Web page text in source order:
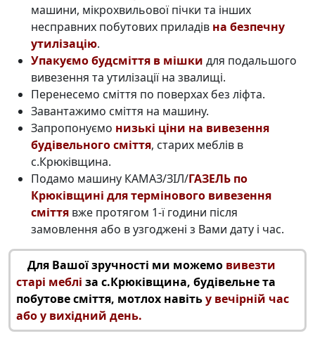
машини, мікрохвильової пічки та інших
несправних побутових приладів на безпечну
утилізацію.
Упакуємо будсміття в мішки для подальшого
вивезення та утилізації на звалищі.
Перенесемо сміття по поверхах без ліфта.
Завантажимо сміття на машину.
Запропонуємо низькі ціни на вивезення
будівельного сміття, старих меблів в
с.Крюківщина.
Подамо машину КАМАЗ/ЗІЛ/ГАЗЕЛЬ по
Крюківщині для термінового вивезення
сміття вже протягом 1-ї години після
замовлення або в узгоджені з Вами дату і час.
Для Вашої зручності ми можемо вивезти
старі меблі за с.Крюківщина, будівельне та
побутове сміття, мотлох навітьу вечірній час
або у вихідний день.